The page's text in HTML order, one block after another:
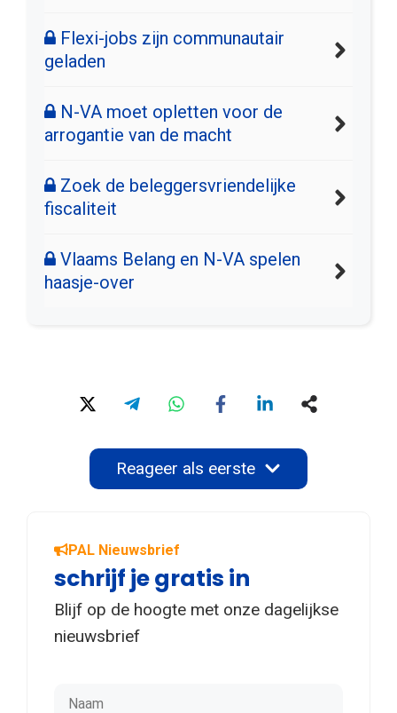
Flexi-jobs zijn communautair
geladen
N-VA moet opletten voor de
arrogantie van de macht
Zoek de beleggersvriendelijke
fiscaliteit
Vlaams Belang en N-VA spelen
haasje-over
Reageer als eerste
PAL Nieuwsbrief
schrijf je gratis in
Blijf op de hoogte met onze dagelijkse
nieuwsbrief